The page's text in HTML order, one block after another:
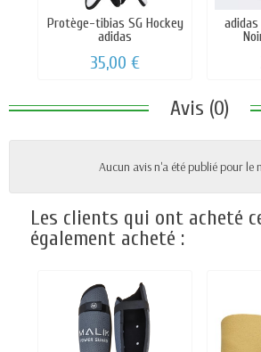
Protège-tibias SG Hockey
adidas
35,00 €
Avis (0)
Aucun avis n'a été publié pour le
Les clients qui ont acheté
également acheté :